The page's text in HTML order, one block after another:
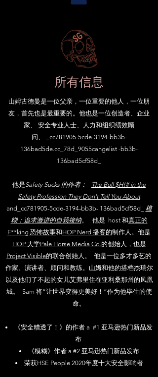
所有信息
山姆古德曼是一位父亲，一位重要的他人，一位朋
友，首先也是最重要的。他也是一位创造者、企业
家、 安全专业人士、人力和组织绩效顾
问、 _cc781905-5cde-3194-bb3b-
136bad5de.cc_78d_9055cangelist -bb3b-
136bad5cf58d_
他是Safety Sucks 的作者：
The Bull $H!# in the
Safety Profession They Don't Tell You About
and_cc781905-5cde-3194-bb3b- 136bad5cf58d_ 模
糊：追求激进的自我接纳。 他是 host 和真正的
F**king 恐怖故事和HOP Nerd 播客的制作人。他是
HOP 大学Pale Horse Media Co.的创始人，也是
Project Visible的联合创始人。 他是一位多才多艺的
作家、演讲者、顾问和教练。山姆和他的搭档杰瑞尔
以及他们了不起的女儿艾弗里住在亚利桑那州的凤凰
城。 Sam 将“让世界变得更美好！”作为他毕生的使
命。
《安全糟透了！》的作者 a #1 亚马逊热门新品发
布
《模糊》作者 a #2 亚马逊热门新品发布
荣获HSE People 2020年度十大安全影响者